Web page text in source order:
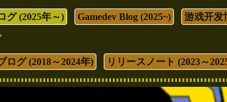
グ (2025年～) Gamedev Blog (2025~) 游戏开发
ログ (2018～2024年) リリースノート (2023～